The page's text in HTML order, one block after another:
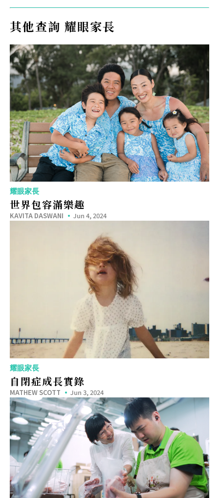
其他查詢 耀眼家長
耀眼家長
世界包容滿樂趣
KAVITA DASWANI Jun 4, 2024
耀眼家長
自閉症成長實錄
MATHEW SCOTT Jun 3, 2024